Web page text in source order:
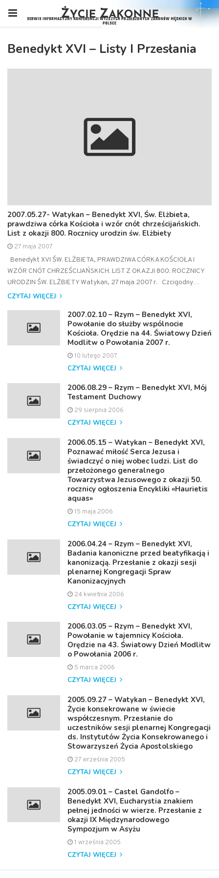
Benedykt XVI – Listy I Przesłania
2007.05.27- Watykan – Benedykt XVI, Św. Elżbieta,
prawdziwa córka Kościoła i wzór cnót chrześcijańskich.
List z okazji 800. Rocznicy urodzin św. Elżbiety
27 maja 2007
Benedykt XVI ŚW. ELŻBIETA, PRAWDZIWA CÓRKA KOŚCIOŁA I
WZÓR CNÓT CHRZEŚCIJAŃSKICH. LIST Z OKAZJI 800. ROCZNICY
URODZIN ŚW. ELŻBIETY Watykan, 27 maja 2007 r. Czcigodny…
CZYTAJ WIĘCEJ
2007.02.10 – Rzym – Benedykt XVI,
Powołanie do służby wspólnocie
Kościoła. Orędzie na 44. Światowy Dzień
Modlitw o Powołania 2007 r.
10 lutego 2007
CZYTAJ WIĘCEJ
2006.08.29 – Rzym – Benedykt XVI, Mój
Testament Duchowy
29 sierpnia 2006
CZYTAJ WIĘCEJ
2006.05.15 – Watykan – Benedykt XVI,
Poznawać miłość Serca Jezusa i
świadczyć o niej wobec ludzi. List do
przełożonego generalnego
Towarzystwa Jezusowego z okazji 50.
rocznicy ogłoszenia Encykliki «Haurietis
aquas»
15 maja 2006
CZYTAJ WIĘCEJ
2006.04.24 – Rzym – Benedykt XVI,
Badania kanoniczne przed beatyfikacją i
kanonizacją. Przesłanie z okazji sesji
plenarnej Kongregacji Spraw
Kanonizacyjnych
24 kwietnia 2006
CZYTAJ WIĘCEJ
2006.03.05 – Rzym – Benedykt XVI,
Powołanie w tajemnicy Kościoła.
Orędzie na 43. Światowy Dzień Modlitw
o Powołania 2006 r.
5 marca 2006
CZYTAJ WIĘCEJ
2005.09.27 – Watykan – Benedykt XVI,
Życie konsekrowane w świecie
współczesnym. Przesłanie do
uczestników sesji plenarnej Kongregacji
ds. Instytutów Życia Konsekrowanego i
Stowarzyszeń Życia Apostolskiego
27 września 2005
CZYTAJ WIĘCEJ
2005.09.01 – Castel Gandolfo –
Benedykt XVI, Eucharystia znakiem
pełnej jedności w wierze. Przesłanie z
okazji IX Międzynarodowego
Sympozjum w Asyżu
1 września 2005
CZYTAJ WIĘCEJ